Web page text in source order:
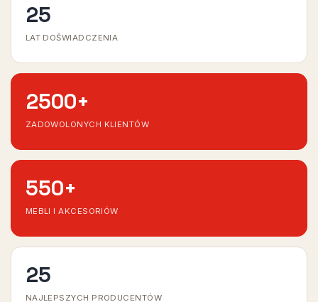
25
LAT DOŚWIADCZENIA
2500+
ZADOWOLONYCH KLIENTÓW
550+
MEBLI I AKCESORIÓW
25
NAJLEPSZYCH PRODUCENTÓW